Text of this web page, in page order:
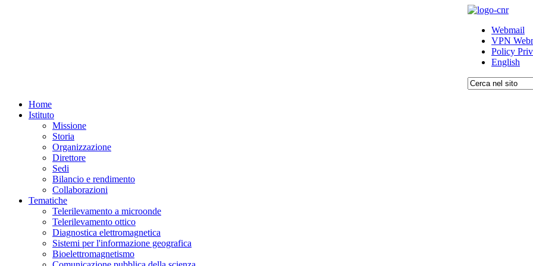
Webmail
VPN
Policy
English
Home
Istituto
Missione
Storia
Organizzazione
Direttore
Sedi
Bilancio e rendimento
Collaborazioni
Tematiche
Telerilevamento a microonde
Telerilevamento ottico
Diagnostica elettromagnetica
Sistemi per l'informazione geografica
Bioelettromagnetismo